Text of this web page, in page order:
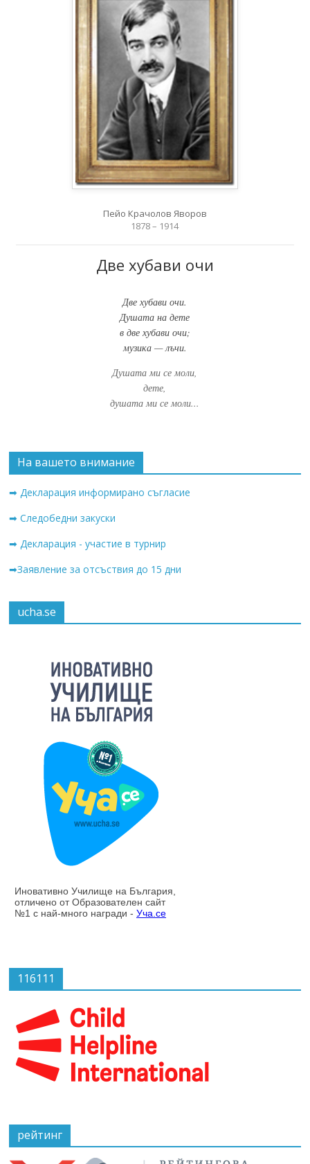
Пейо Крачолов Яворов
1878 – 1914
Две хубави очи
Две хубави очи.
Душата на дете
в две хубави очи;
музика — лъчи.
Душата ми се моли,
дете,
душата ми се моли...
На вашето внимание
➡ Декларация информирано съгласие
➡ Следобедни закуски
➡ Декларация - участие в турнир
➡Заявление за отсъствия до 15 дни
ucha.se
116111
рейтинг